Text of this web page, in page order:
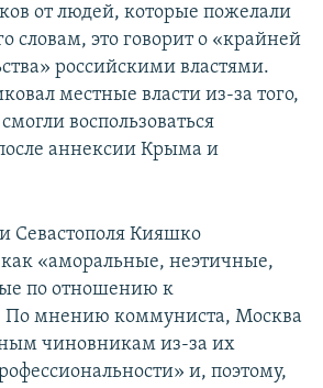
от людей, которые пожелали
словам, это говорит о «крайней
российскими властями.
местные власти из-за того,
воспользоваться
аннексии Крыма и
Севастополя Кияшко
как «аморальные, неэтичные,
по отношению к
По мнению коммуниста, Москва
чиновникам из-за их
и, поэтому,